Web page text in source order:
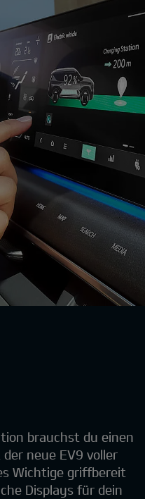
brauchst du einen
neue EV9 voller
Wichtige griffbereit
Displays für dein